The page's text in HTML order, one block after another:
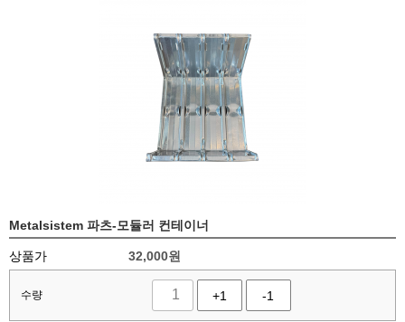
Metalsistem 파츠-모듈러 컨테이너
상품가 32,000원
수량 +1 -1